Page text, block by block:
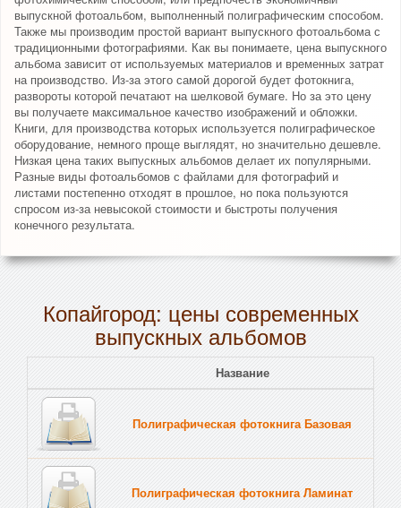
выпускной фотоальбом, выполненный полиграфическим способом.
Также мы производим простой вариант выпускного фотоальбома с
традиционными фотографиями. Как вы понимаете, цена выпускного
альбома зависит от используемых материалов и временных затрат
на производство. Из-за этого самой дорогой будет фотокнига,
развороты которой печатают на шелковой бумаге. Но за это цену
вы получаете максимальное качество изображений и обложки.
Книги, для производства которых используется полиграфическое
оборудование, немного проще выглядят, но значительно дешевле.
Низкая цена таких выпускных альбомов делает их популярными.
Разные виды фотоальбомов с файлами для фотографий и
листами постепенно отходят в прошлое, но пока пользуются
спросом из-за невысокой стоимости и быстроты получения
конечного результата.
Копайгород: цены современных
выпускных альбомов
Название
Полиграфическая фотокнига Базовая
Полиграфическая фотокнига Ламинат